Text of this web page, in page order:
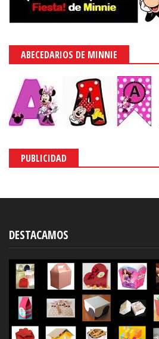
ABECEDARIOS DE MINNIE
PUBLICIDAD
DESTACAMOS